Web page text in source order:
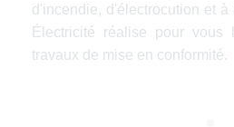
d'incendie, d'électrocution et
Électricité réalise pour
travaux de mise en conformité.